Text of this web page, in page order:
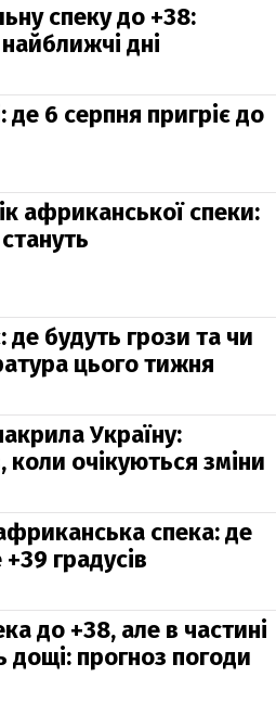
спеку до +38:
дні
де 6 серпня пригріє до
африканської спеки:
де будуть грози та чи
цього тижня
Україну:
коли очікуються зміни
спека: де
градусів
до +38, але в частині
дощі: прогноз погоди